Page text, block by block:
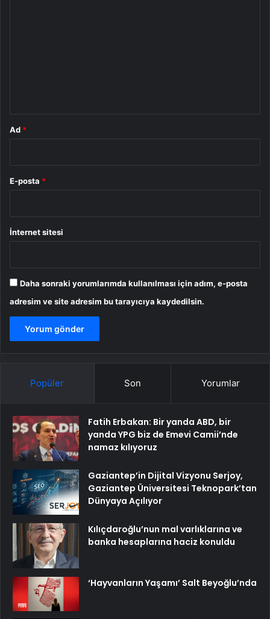
Ad *
E-posta *
İnternet sitesi
Daha sonraki yorumlarımda kullanılması için adım, e-posta
adresim ve site adresim bu tarayıcıya kaydedilsin.
Popüler Son Yorumlar
Fatih Erbakan: Bir yanda ABD, bir
yanda YPG biz de Emevi Camii’nde
namaz kılıyoruz
Gaziantep’in Dijital Vizyonu Serjoy,
Gaziantep Üniversitesi Teknopark’tan
Dünyaya Açılıyor
Kılıçdaroğlu’nun mal varlıklarına ve
banka hesaplarına haciz konuldu
‘Hayvanların Yaşamı’ Salt Beyoğlu’nda